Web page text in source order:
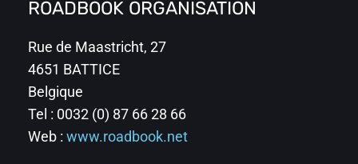
ROADBOOK ORGANISATION
Rue de Maastricht, 27
4651 BATTICE
Belgique
Tel : 0032 (0) 87 66 28 66
Web :www.roadbook.net